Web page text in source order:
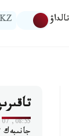
تالداۋ KZ
08:55, 07 تامىز 2026